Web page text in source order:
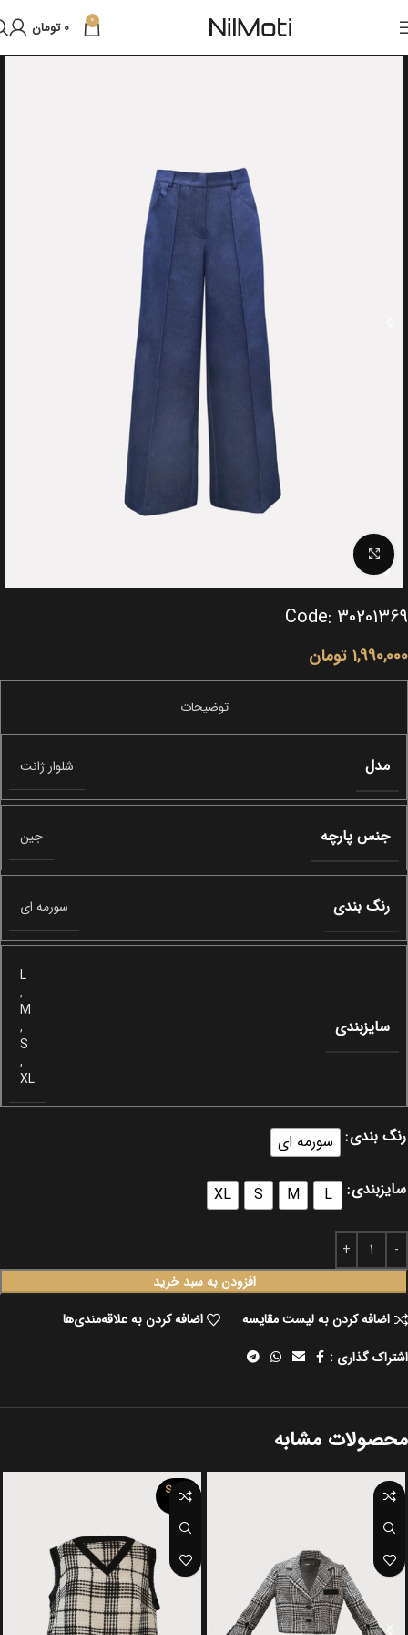
0
0 تومان
Click to enlarge
Code: 30201369
1,990,000 تومان
مدل شلوار ژانت
جنس پارچه جین
رنگ بندی سورمه ای
سایزبندی
L
,
M
,
S
,
XL
رنگ بندی سورمه ای
سایزبندی L
M
S
XL
افزودن به سبد خرید
اضافه کردن به لیست مقایسه
اضافه کردن به علاقه‌مندی‌ها
اشتراک گذاری :
محصولات مشابه
SOLD
OUT